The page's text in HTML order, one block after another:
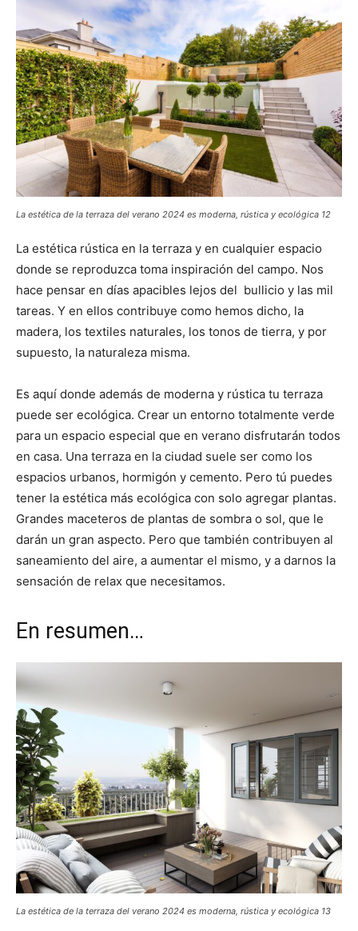
La estética de la terraza del verano 2024 es moderna, rústica y ecológica 12
La estética rústica en la terraza y en cualquier espacio
donde se reproduzca toma inspiración del campo. Nos
hace pensar en días apacibles lejos del bullicio y las mil
tareas. Y en ellos contribuye como hemos dicho, la
madera, los textiles naturales, los tonos de tierra, y por
supuesto, la naturaleza misma.
Es aquí donde además de moderna y rústica tu terraza
puede ser ecológica. Crear un entorno totalmente verde
para un espacio especial que en verano disfrutarán todos
en casa. Una terraza en la ciudad suele ser como los
espacios urbanos, hormigón y cemento. Pero tú puedes
tener la estética más ecológica con solo agregar plantas.
Grandes maceteros de plantas de sombra o sol, que le
darán un gran aspecto. Pero que también contribuyen al
saneamiento del aire, a aumentar el mismo, y a darnos la
sensación de relax que necesitamos.
En resumen…
La estética de la terraza del verano 2024 es moderna, rústica y ecológica 13